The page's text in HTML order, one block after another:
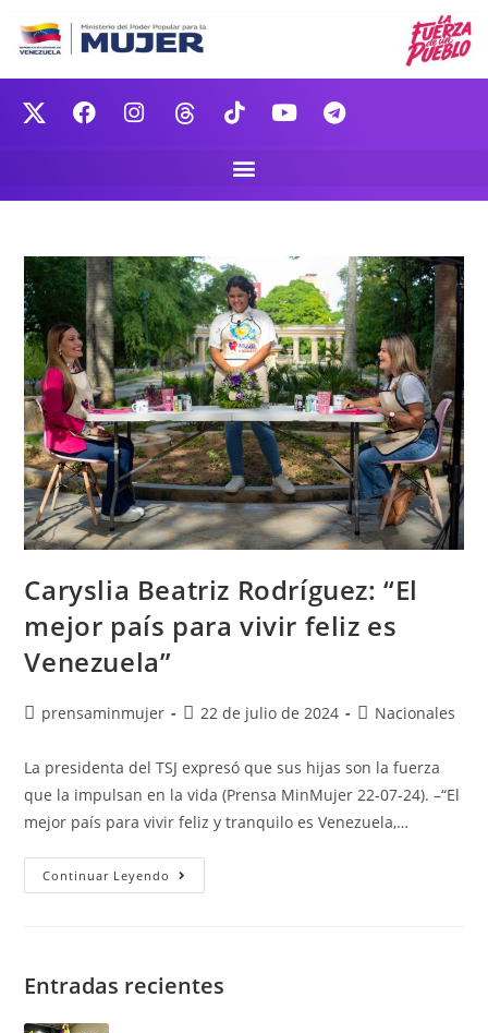
Caryslia Beatriz Rodríguez: “El
mejor país para vivir feliz es
Venezuela”
prensaminmujer 22 de julio de 2024 Nacionales
La presidenta del TSJ expresó que sus hijas son la fuerza
que la impulsan en la vida (Prensa MinMujer 22-07-24). –“El
mejor país para vivir feliz y tranquilo es Venezuela,…
Continuar Leyendo
Entradas recientes